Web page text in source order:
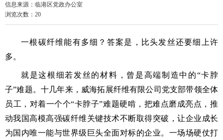
信息来源： 临港区党政办公室
浏览次数： 20
一根碳纤维能有多细？答案是，比头发丝还要细上许
多。
就是这根细若发丝的材料，曾是高端制造中的“卡脖
子”难题。十几年来，威海拓展纤维有限公司党支部带领全体
员工，对着一个个“卡脖子”难题硬啃，把难点磨成亮点，推
动我国高模高强碳纤维关键技术不断取得突破，让企业成长
为国内唯一能与世界级巨头全面对标的企业。一场场硬仗打